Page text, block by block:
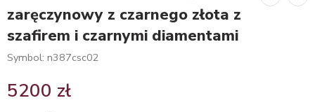
zaręczynowy z czarnego złota z
szafirem i czarnymi diamentami
Symbol: n387csc02
5200 zł